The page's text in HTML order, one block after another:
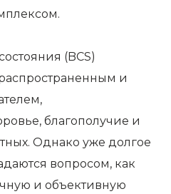
(BCS)
и
благополучие и
Однако уже долгое
вопросом, как
и объективную